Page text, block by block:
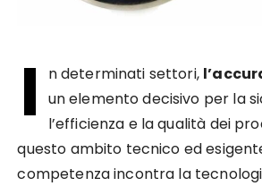
I n determinati settori,
un elemento decisivo per la
l’efficienza e la qualità dei
questo ambito tecnico ed
competenza incontra la